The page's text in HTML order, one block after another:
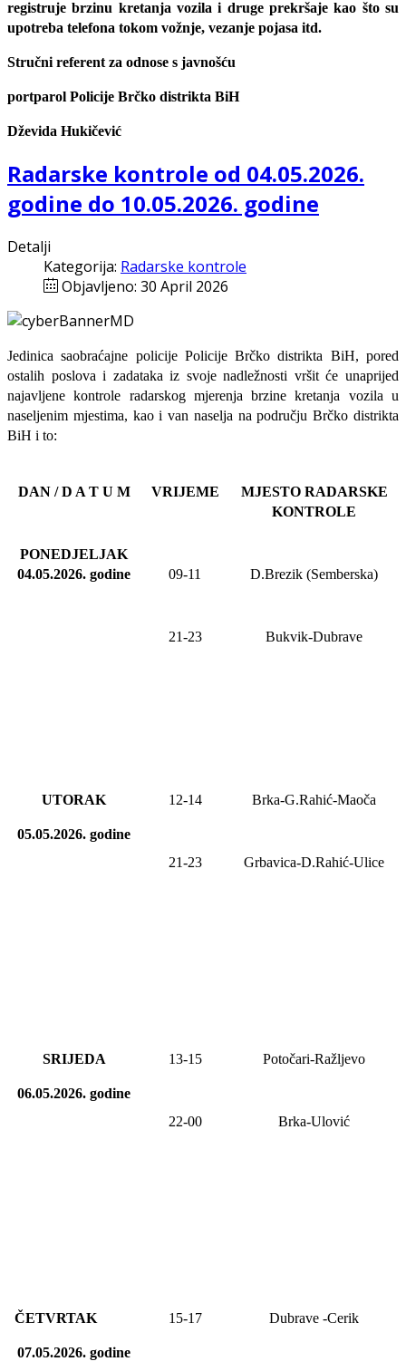
registruje brzinu kretanja vozila i druge prekršaje kao što su
upotreba telefona tokom vožnje, vezanje pojasa itd.
Stručni referent za odnose s javnošću
portparol Policije Brčko distrikta BiH
Dževida Hukičević
Radarske kontrole od 04.05.2026.
godine do 10.05.2026. godine
Detalji
Kategorija: Radarske kontrole
Objavljeno: 30 April 2026
Jedinica saobraćajne policije Policije Brčko distrikta BiH, pored
ostalih poslova i zadataka iz svoje nadležnosti vršit će unaprijed
najavljene kontrole radarskog mjerenja brzine kretanja vozila u
naseljenim mjestima, kao i van naselja na području Brčko distrikta
BiH i to:
DAN / D A T U M VRIJEME
MJESTO RADARSKE
KONTROLE
PONEDJELJAK
04.05.2026. godine 09-11 D.Brezik (Semberska)
21-23 Bukvik-Dubrave
UTORAK
05.05.2026. godine
12-14 Brka-G.Rahić-Maoča
21-23 Grbavica-D.Rahić-Ulice
SRIJEDA
06.05.2026. godine
13-15 Potočari-Ražljevo
22-00 Brka-Ulović
ČETVRTAK
07.05.2026. godine
15-17 Dubrave -Cerik